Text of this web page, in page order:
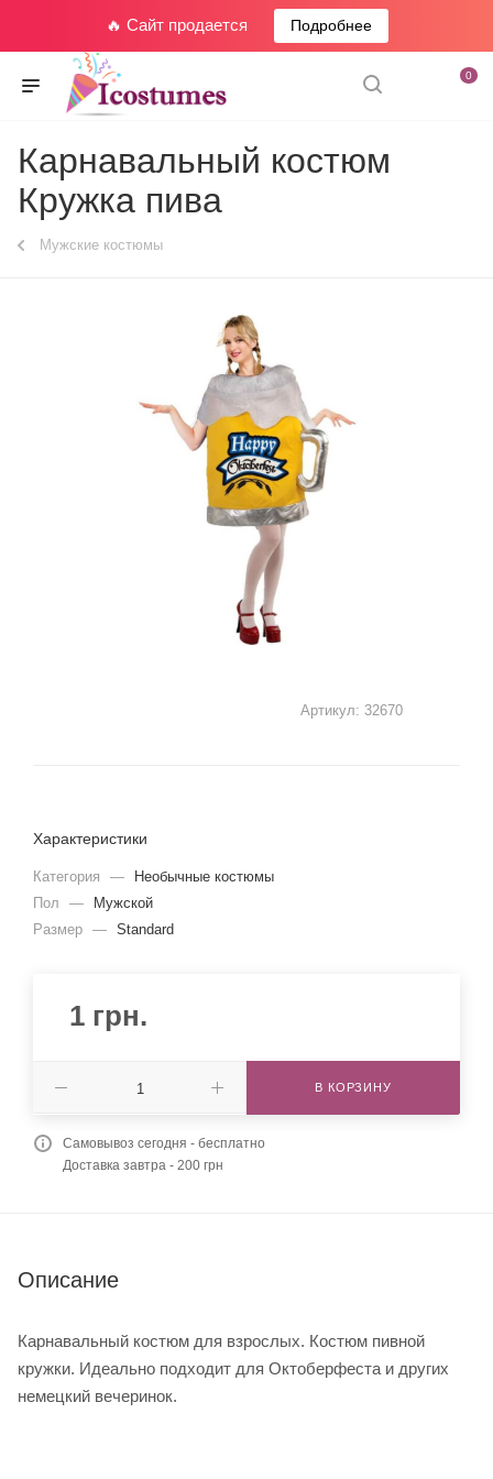
🔥 Сайт продается Подробнее
0
Карнавальный костюм
Кружка пива
Мужские костюмы
Артикул: 32670
Характеристики
Категория —
Необычные костюмы
Пол
—
Мужской
Размер — Standard
1 грн.
В КОРЗИНУ
Самовывоз сегодня - бесплатно
Доставка завтра - 200 грн
Описание
Карнавальный костюм для взрослых. Костюм пивной
кружки. Идеально подходит для Октоберфеста и других
немецкий вечеринок.